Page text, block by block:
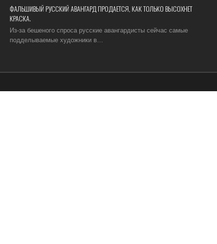
ФАЛЬШИВЫЙ РУССКИЙ АВАНГАРД ПРОДАЕТСЯ, КАК ТОЛЬКО ВЫСОХНЕТ
КРАСКА.
Из-за бешеного спроса русские авангардисты сейчас самые
подделываемые художники в…